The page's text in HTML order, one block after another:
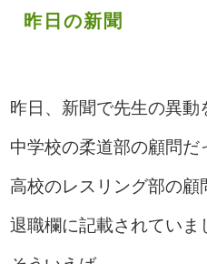
昨日の新聞
昨日、新聞で先生の異動
中学校の柔道部の顧問だ
高校のレスリング部の顧
退職欄に記載されていま